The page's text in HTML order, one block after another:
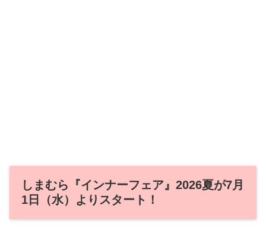
しまむら『インナーフェア』2026夏が7月
1日（水）よりスタート！